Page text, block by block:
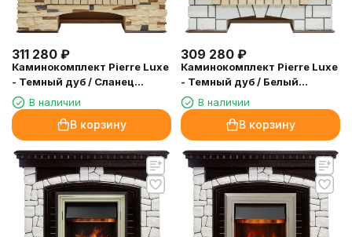
311 280 ₽
Каминокомплект Pierre Luxe
- Темный дуб / Сланец
(Высота 1040мм) с очагом
Albany
В наличии
В корзину
309 280 ₽
Каминокомплект Pierre Luxe
- Темный дуб / Белый
(Высота 1040мм) с очагом
Albany
В наличии
В корзину